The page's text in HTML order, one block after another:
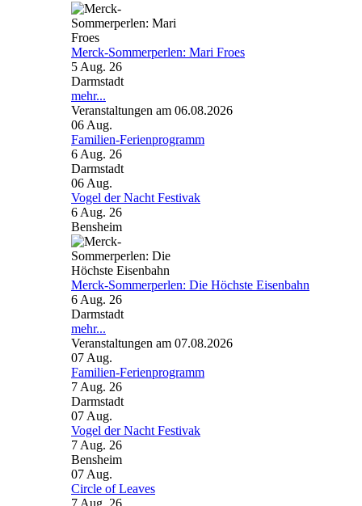
Merck-Sommerperlen: Mari Froes
5 Aug. 26
Darmstadt
mehr...
Veranstaltungen am 06.08.2026
06 Aug.
Familien-Ferienprogramm
6 Aug. 26
Darmstadt
06 Aug.
Vogel der Nacht Festivak
6 Aug. 26
Bensheim
Merck-Sommerperlen: Die Höchste Eisenbahn
6 Aug. 26
Darmstadt
mehr...
Veranstaltungen am 07.08.2026
07 Aug.
Familien-Ferienprogramm
7 Aug. 26
Darmstadt
07 Aug.
Vogel der Nacht Festivak
7 Aug. 26
Bensheim
07 Aug.
Circle of Leaves
7 Aug. 26